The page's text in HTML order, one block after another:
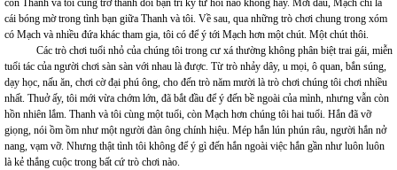
còn Thanh và tôi cũng trở thành đôi bạn tri kỷ từ hồi nào không hay. Mới đầu, Mạch chỉ là
cái bóng mờ trong tình bạn giữa Thanh và tôi. Về sau, qua những trò chơi chung trong xóm
có Mạch và nhiều đứa khác tham gia, tôi có để ý tới Mạch hơn một chút. Một chút thôi.
Các trò chơi tuổi nhỏ của chúng tôi trong cư xá thường không phân biệt trai gái, miễn
tuổi tác của người chơi sàn sàn với nhau là được. Từ trò nhảy dây, u mọi, ô quan, bắn súng,
dạy học, nấu ăn, chơi cờ đại phú ông, cho đến trò năm mười là trò chơi chúng tôi chơi nhiều
nhất. Thuở ấy, tôi mới vừa chớm lớn, đã bắt đầu để ý đến bề ngoài của mình, nhưng vẫn còn
hồn nhiên lắm. Thanh và tôi cùng một tuổi, còn Mạch hơn chúng tôi hai tuổi. Hắn đã vỡ
giọng, nói ồm ồm như một người đàn ông chính hiệu. Mép hắn lún phún râu, người hắn nở
nang, vạm vỡ. Nhưng thật tình tôi không để ý gì đến hắn ngoài việc hắn gần như luôn luôn
là kẻ thắng cuộc trong bất cứ trò chơi nào.